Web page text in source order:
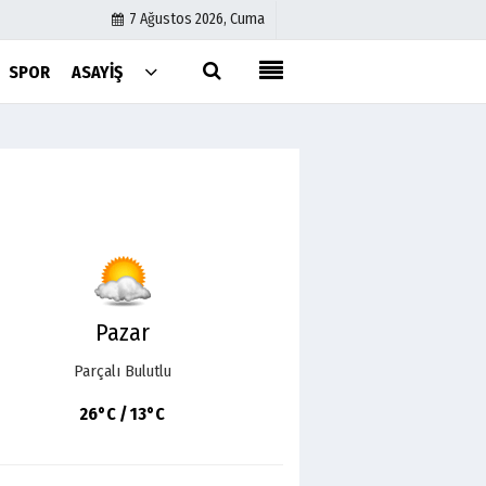
7 Ağustos 2026, Cuma
SPOR ASAYIŞ
Pazar
Parçalı Bulutlu
26°C / 13°C